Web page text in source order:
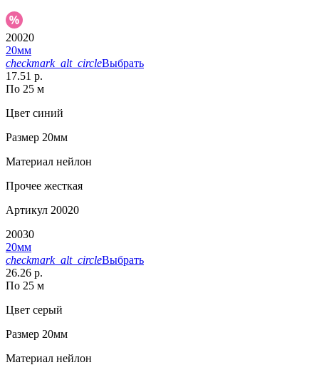
20020
20мм
checkmark_alt_circleВыбрать
17.51 р.
По 25 м
Цвет синий
Размер 20мм
Материал нейлон
Прочее жесткая
Артикул 20020
20030
20мм
checkmark_alt_circleВыбрать
26.26 р.
По 25 м
Цвет серый
Размер 20мм
Материал нейлон